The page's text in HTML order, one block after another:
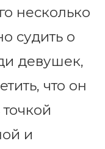
несколько
судить о
девушек,
что он
и